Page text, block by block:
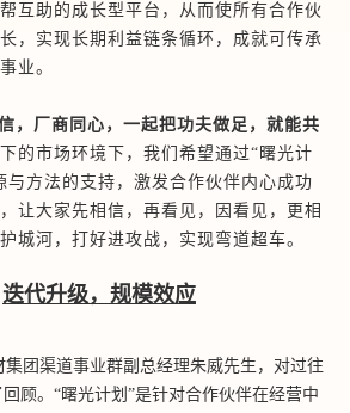
互助的成长型平台，从而使所有合作伙
，实现长期利益链条循环，成就可传承
业。
，厂商同心，一起把功夫做足，就能共
的市场环境下，我们希望通过“曙光计
与方法的支持，激发合作伙伴内心成功
让大家先相信，再看见，因看见，更相
城河，打好进攻战，实现弯道超车。
迭代升级，规模效应
集团渠道事业群副总经理朱威先生，对过往
顾。“曙光计划”是针对合作伙伴在经营中